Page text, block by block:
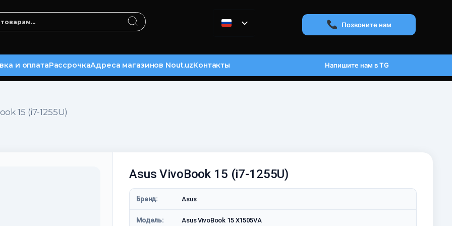
Позвоните нам
и оплатаРассрочкаАдреса магазинов Nout.uzКонтакты Напишите нам в TG
15 (i7-1255U)
Asus VivoBook 15 (i7-1255U)
Бренд: Asus
Модель: Asus VivoBook 15 X1505VA